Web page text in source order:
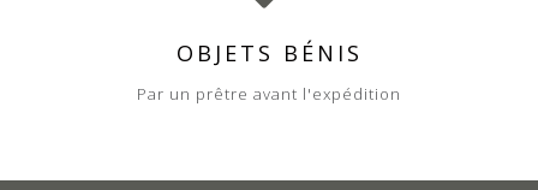
OBJETS BÉNIS
Par un prêtre avant l'expédition